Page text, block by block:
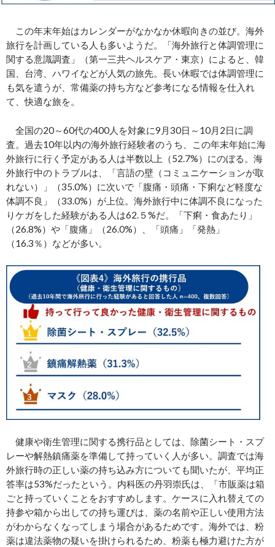
この年末年始はカレンダーがなかなか休暇向きの並び。海外
旅行を計画している人も多いようだ。「海外旅行と体調管理に
関する意識調査」（第一三共ヘルスケア・東京）によると、韓
国、台湾、ハワイなどが人気の旅先。長い休暇では体調管理に
も気を遣うが、常備薬の持ち方など参考になる情報を仕入れ
て、快適な旅を。
全国の20～60代の400人を対象に9月30日～10月2日に調
査。過去10年以内の海外旅行経験者のうち、この年末年始に海
外旅行に行く予定がある人は半数以上（52.7%）にのぼる。海
外旅行中のトラブルは、「言語の壁（コミュニケーションが取
れない）」（35.0%）に次いで「腹痛・頭痛・下痢など軽度な
体調不良」（33.0%）が上位。海外旅行中に体調不良になった
りケガをした経験がある人は62.５%だ。「下痢・食あたり」
（26.8%）や「腹痛」（26.0%）、「頭痛」「発熱」
（16.3％）などが多い。
健康や衛生管理に関する携行品としては、除菌シート・スプ
レーや解熱鎮痛薬を準備して持っていく人が多い。調査では海
外旅行時の正しい薬の持ち込み方についても聞いたが、平均正
答率は53%だったという。内科医の丹羽崇氏は、「市販薬は箱
ごと持っていくことをおすすめします。ケースに入れ替えての
持参や箱から出しての持ち運びは、薬の名前や正しい使用方法
がわからなくなってしまう場合があるためです。海外では、粉
薬は違法薬物の疑いを掛けられるため、粉薬も極力避けた方が